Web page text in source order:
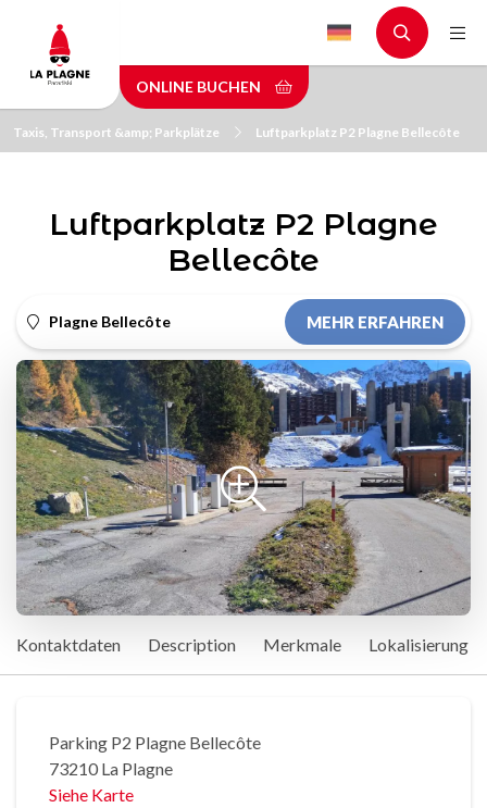
main
content
ONLINE BUCHEN
Taxis, Transport &amp; Parkplätze Luftparkplatz P2 Plagne Bellecôte
Luftparkplatz P2 Plagne
Bellecôte
Plagne Bellecôte MEHR ERFAHREN
Kontaktdaten Description Merkmale Lokalisierung
Parking P2 Plagne Bellecôte
73210 La Plagne
Siehe Karte